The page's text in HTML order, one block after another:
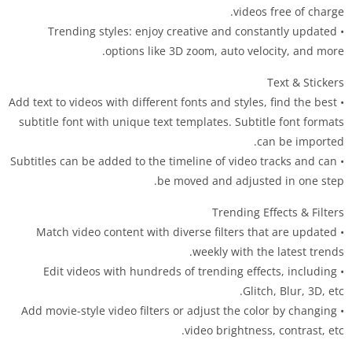
videos free of charge.
• Trending styles: enjoy creative and constantly updated
options like 3D zoom, auto velocity, and more.
Text & Stickers
• Add text to videos with different fonts and styles, find the best
subtitle font with unique text templates. Subtitle font formats
can be imported.
• Subtitles can be added to the timeline of video tracks and can
be moved and adjusted in one step.
Trending Effects & Filters
• Match video content with diverse filters that are updated
weekly with the latest trends.
• Edit videos with hundreds of trending effects, including
Glitch, Blur, 3D, etc.
• Add movie-style video filters or adjust the color by changing
video brightness, contrast, etc.